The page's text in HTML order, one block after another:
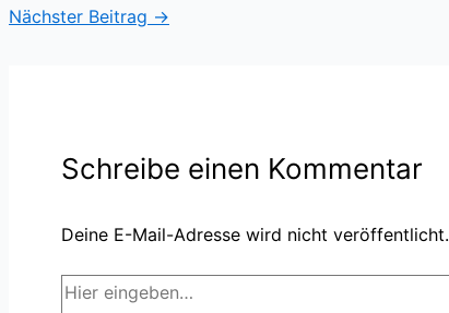
Nächster Beitrag →
Schreibe einen Kommentar
Deine E-Mail-Adresse wird nicht veröffentlicht.
Hier